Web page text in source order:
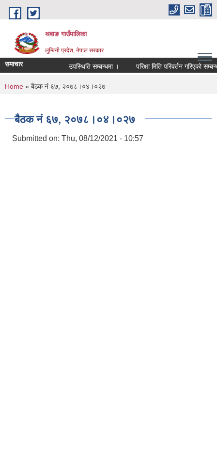
Skip to main content
थबाङ गाउँपालिका
लुम्बिनी प्रदेश, नेपाल सरकार
समाचार उपस्थिति सम्बन्धमा । परिक्षा मिति परिवर्तन गरिएको
You are here
Home » बैठक नं ६७, २०७८।०४।०२७
बैठक नं ६७, २०७८।०४।०२७
Submitted on: Thu, 08/12/2021 - 10:57